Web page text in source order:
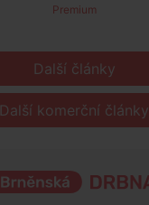
Premium
Další články
Další komerční články